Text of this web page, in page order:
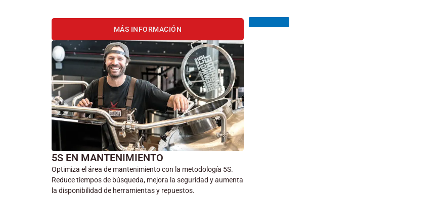
MÁS INFORMACIÓN
5S EN MANTENIMIENTO
Optimiza el área de mantenimiento con la metodología 5S.
Reduce tiempos de búsqueda, mejora la seguridad y aumenta
la disponibilidad de herramientas y repuestos.